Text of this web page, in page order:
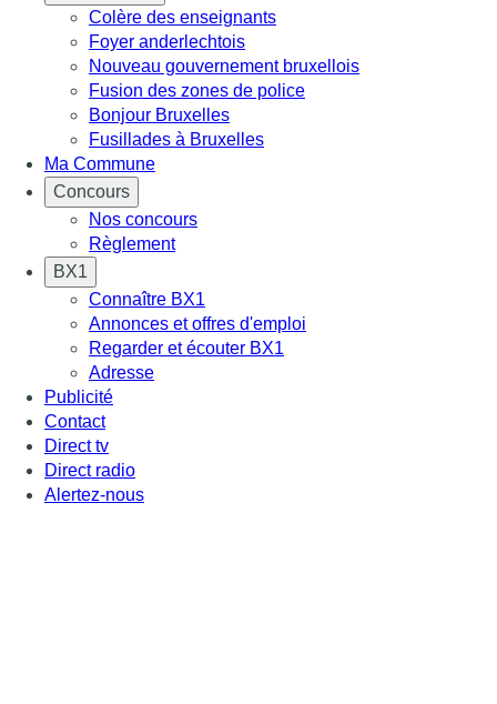
Colère des enseignants
Foyer anderlechtois
Nouveau gouvernement bruxellois
Fusion des zones de police
Bonjour Bruxelles
Fusillades à Bruxelles
Ma Commune
Concours
Nos concours
Règlement
BX1
Connaître BX1
Annonces et offres d'emploi
Regarder et écouter BX1
Adresse
Publicité
Contact
Direct tv
Direct radio
Alertez-nous